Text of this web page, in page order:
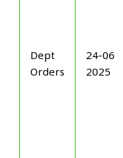
Dept
Orders
24-06-
2025